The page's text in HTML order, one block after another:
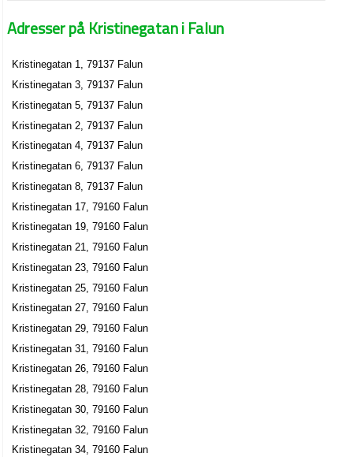
023-14590
Kristinegatan 17, 79160 Falun
90 Grader
Helena Birgitta Andersson
023-69679
Kristinegatan 18, 79171 Falun
AB Bröderna Lundquist
Alf Percy Jörgen Lundqvist
Kristinegatan 23-25, 79160 Falun
HB Svelanders Fastighetsförmedling
023-25500
Kristinegatan 27, 79160 Falun
Kepos Mitt M1:2 KB
Kristinegatan 27, 79160 Falun
Kepos Sweden KB
Kristinegatan 27, 79160 Falun
CABISÅ AB
Sven Åke Svelander
Adresser på Kristinegatan i Falun
Kristinegatan 1, 79137 Falun
Kristinegatan 3, 79137 Falun
Kristinegatan 5, 79137 Falun
Kristinegatan 2, 79137 Falun
Kristinegatan 4, 79137 Falun
Kristinegatan 6, 79137 Falun
Kristinegatan 8, 79137 Falun
Kristinegatan 17, 79160 Falun
Kristinegatan 19, 79160 Falun
Kristinegatan 21, 79160 Falun
Kristinegatan 23, 79160 Falun
Kristinegatan 25, 79160 Falun
Kristinegatan 27, 79160 Falun
Kristinegatan 29, 79160 Falun
Kristinegatan 31, 79160 Falun
Kristinegatan 26, 79160 Falun
Kristinegatan 28, 79160 Falun
Kristinegatan 30, 79160 Falun
Kristinegatan 32, 79160 Falun
Kristinegatan 34, 79160 Falun